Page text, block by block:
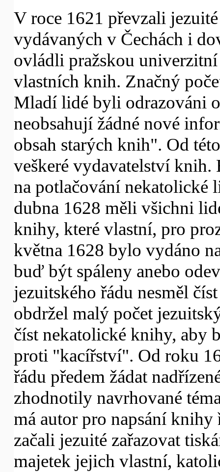
V roce 1621 převzali
vydávaných v Čechách i
ovládli pražskou
vlastních knih. Značný
Mladí lidé byli odrazováni
neobsahují žádné nové
obsah starých knih". Od
veškeré vydavatelství
na potlačování nekatolické
dubna 1628 měli všichni
knihy, které vlastní, pro
května 1628 bylo vydáno
buď být spáleny anebo
jezuitského řádu nesměl
obdržel malý počet
číst nekatolické knihy, aby
proti "kacířství". Od roku
řádu předem žádat
zhodnotily navrhované
má autor pro napsání
začali jezuité zařazovat
majetek jejich vlastní,